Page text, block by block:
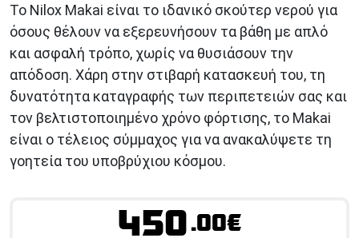
Το Nilox Makai είναι το ιδανικό σκούτερ νερού για
όσους θέλουν να εξερευνήσουν τα βάθη με απλό
και ασφαλή τρόπο, χωρίς να θυσιάσουν την
απόδοση. Χάρη στην στιβαρή κατασκευή του, τη
δυνατότητα καταγραφής των περιπετειών σας και
τον βελτιστοποιημένο χρόνο φόρτισης, το Makai
είναι ο τέλειος σύμμαχος για να ανακαλύψετε τη
γοητεία του υποβρύχιου κόσμου.
450.00€